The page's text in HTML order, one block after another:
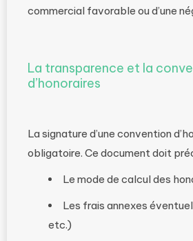
commercial favorable ou d’une
La transparence et la
d’honoraires
La signature d’une convention
obligatoire. Ce document doit
Le mode de calcul des
Les frais annexes
etc.)